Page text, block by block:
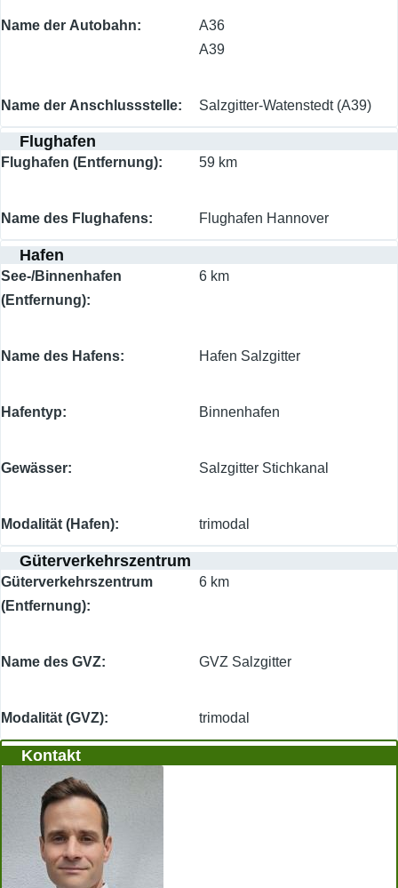
Name der Autobahn
A36
A39
Name der Anschlussstelle Salzgitter-Watenstedt (A39)
Flughafen
Flughafen (Entfernung) 59 km
Name des Flughafens Flughafen Hannover
Hafen
See-/Binnenhafen
(Entfernung)
6 km
Name des Hafens Hafen Salzgitter
Hafentyp Binnenhafen
Gewässer Salzgitter Stichkanal
Modalität (Hafen) trimodal
Güterverkehrszentrum
Güterverkehrszentrum
(Entfernung)
6 km
Name des GVZ GVZ Salzgitter
Modalität (GVZ) trimodal
Kontakt